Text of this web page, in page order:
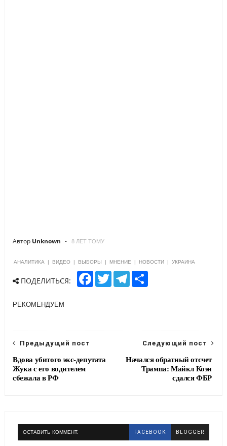
Автор Unknown 8 ЛЕТ ТОМУ
АНАЛИТИКА | ВИДЕО | ВЫБОРЫ | МНЕНИЕ | НОВОСТИ | УКРАИНА
ПОДЕЛИТЬСЯ:
F
T
w
T
e
S
РЕКОМЕНДУЕМ
Следующий пост
Начался обратный отсчет
Трампа: Майкл Коэн
сдался ФБР
Предыдущий пост
Вдова убитого экс-депутата
Жука с его водителем
сбежала в РФ
ОСТАВИТЬ КОММЕНТ. FACEBOOK BLOGGER